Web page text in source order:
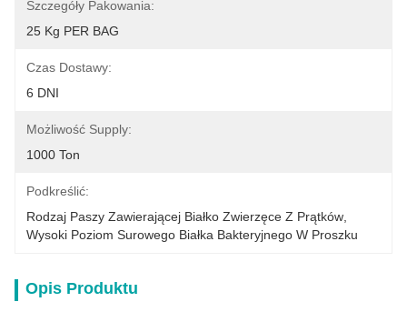
Szczegóły Pakowania:
25 Kg PER BAG
Czas Dostawy:
6 DNI
Możliwość Supply:
1000 Ton
Podkreślić:
Rodzaj Paszy Zawierającej Białko Zwierzęce Z Prątków
Wysoki Poziom Surowego Białka Bakteryjnego W Proszku
Opis Produktu